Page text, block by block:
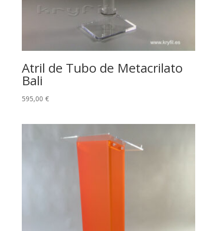
Atril de Tubo de Metacrilato
Bali
595,00 €